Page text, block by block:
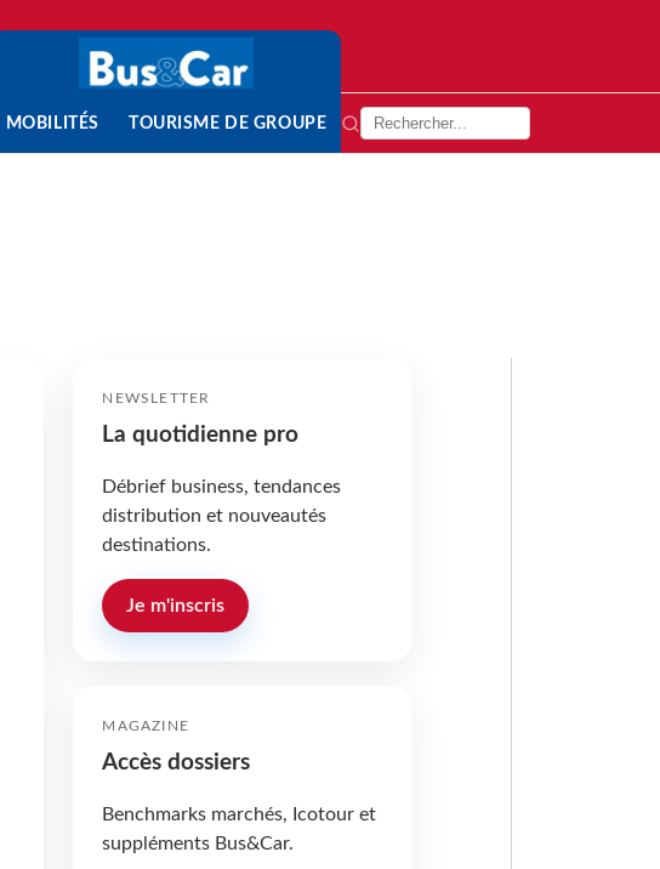
MOBILITÉS TOURISME DE GROUPE
NEWSLETTER
La quotidienne pro
Débrief business, tendances
distribution et nouveautés
destinations.
Je m'inscris
MAGAZINE
Accès dossiers
Benchmarks marchés, Icotour et
suppléments Bus&Car.